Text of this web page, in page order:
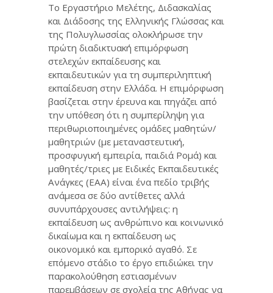
Το Εργαστήριο Μελέτης, Διδασκαλίας
και Διάδοσης της Ελληνικής Γλώσσας και
της Πολυγλωσσίας ολοκλήρωσε την
πρώτη διαδικτυακή επιμόρφωση
στελεχών εκπαίδευσης και
εκπαιδευτικών για τη συμπεριληπτική
εκπαίδευση στην Ελλάδα. Η επιμόρφωση
βασίζεται στην έρευνα και πηγάζει από
την υπόθεση ότι η συμπερίληψη για
περιθωριοποιημένες ομάδες μαθητών/
μαθητριών (με μεταναστευτική,
προσφυγική εμπειρία, παιδιά Ρομά) και
μαθητές/τριες με Ειδικές Εκπαιδευτικές
Ανάγκες (ΕΑΑ) είναι ένα πεδίο τριβής
ανάμεσα σε δύο αντίθετες αλλά
συνυπάρχουσες αντιλήψεις: η
εκπαίδευση ως ανθρώπινο και κοινωνικό
δικαίωμα και η εκπαίδευση ως
οικονομικό και εμπορικό αγαθό. Σε
επόμενο στάδιο το έργο επιδιώκει την
παρακολούθηση εστιασμένων
παρεμβάσεων σε σχολεία της Αθήνας να